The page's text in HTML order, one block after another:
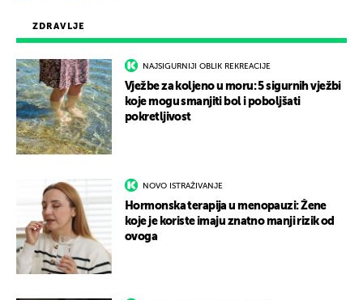
ZDRAVLJE
NAJSIGURNIJI OBLIK REKREACIJE
Vježbe za koljeno u moru: 5 sigurnih vježbi
koje mogu smanjiti bol i poboljšati
pokretljivost
NOVO ISTRAŽIVANJE
Hormonska terapija u menopauzi: Žene
koje je koriste imaju znatno manji rizik od
ovoga